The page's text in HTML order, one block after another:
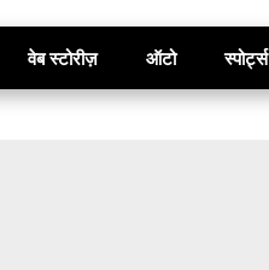
वेब स्टोरीज़ ऑटो स्पोर्ट्स